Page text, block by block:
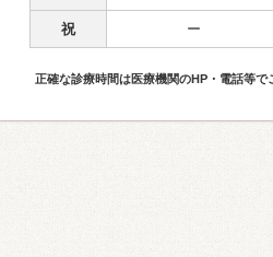
祝 ー
正確な診療時間は医療機関のHP・電話等で